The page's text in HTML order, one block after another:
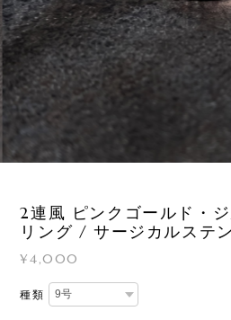
2連風 ピンクゴールド・
リング / サージカルステ
¥4,000
種類